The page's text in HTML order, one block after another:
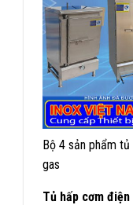
Bộ 4 sản phẩm
gas
Tủ hấp cơm